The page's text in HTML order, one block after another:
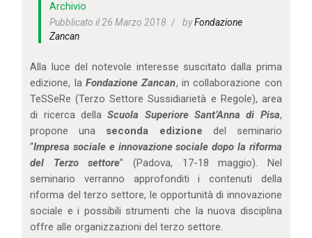
Archivio
Pubblicato il 26 Marzo 2018
byFondazione
Zancan
Alla luce del notevole interesse suscitato dalla prima
edizione, laFondazione Zancan, in collaborazione con
TeSSeRe (Terzo Settore Sussidiarietà e Regole), area
di ricerca dellaScuola Superiore Sant’Anna di Pisa,
propone una seconda edizione del seminario
“Impresa sociale e innovazione sociale dopo la riforma
del Terzo settore” (Padova, 17-18 maggio). Nel
seminario verranno approfonditi i contenuti della
riforma del terzo settore, le opportunità di innovazione
sociale e i possibili strumenti che la nuova disciplina
offre alle organizzazioni del terzo settore.